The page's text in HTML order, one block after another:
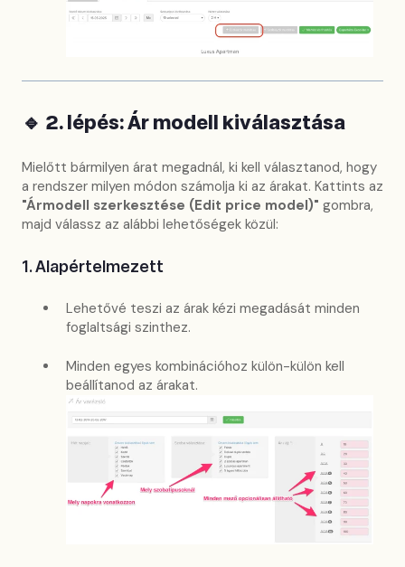
🔹 2. lépés: Ár modell kiválasztása
Mielőtt bármilyen árat megadnál, ki kell választanod, hogy
a rendszer milyen módon számolja ki az árakat. Kattints az
"Ármodell szerkesztése (Edit price model)" gombra,
majd válassz az alábbi lehetőségek közül:
1. Alapértelmezett
Lehetővé teszi az árak kézi megadását minden
foglaltsági szinthez.
Minden egyes kombinációhoz külön-külön kell
beállítanod az árakat.